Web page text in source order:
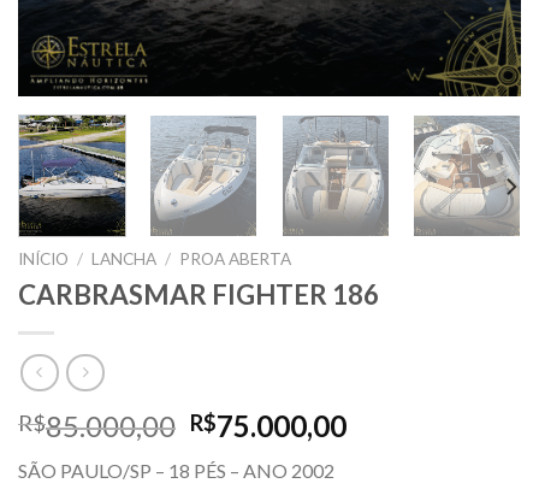
INÍCIO / LANCHA / PROA ABERTA
CARBRASMAR FIGHTER 186
R$85.000,00 O
preço
original
R$75.000,00O
SÃO PAULO/SP – 18 PÉS – ANO 2002